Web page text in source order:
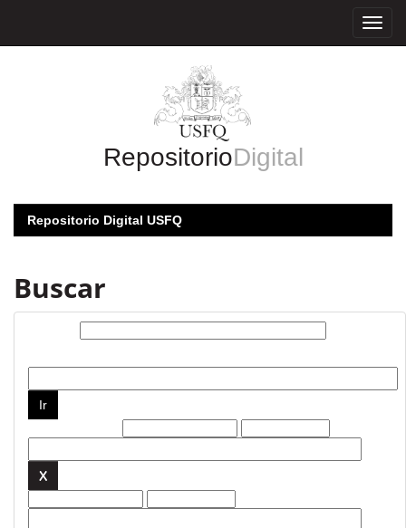
RepositorioDigital
Repositorio Digital USFQ
Buscar